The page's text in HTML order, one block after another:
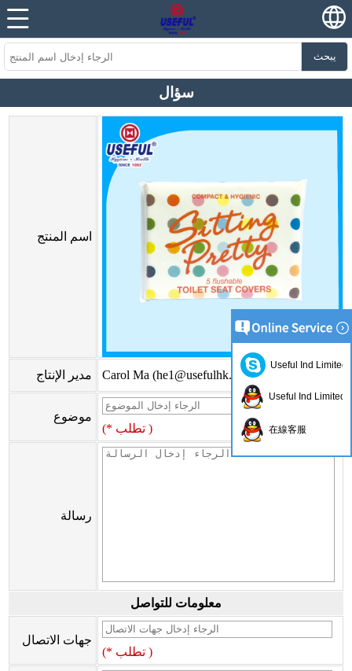
يبحث
سؤال
اسم المنتج
مدير الإنتاج Carol Ma (he1@usefulhk.com)
موضوع
(* تطلب )
رسالة
معلومات للتواصل
جهات الاتصال
(* تطلب )
Useful Ind Limited
Useful Ind Limited
在線客服